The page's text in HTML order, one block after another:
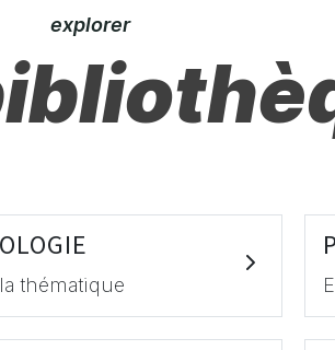
explorer
thématique